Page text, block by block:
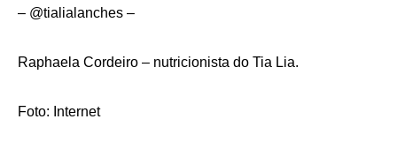
– @tialialanches –
Raphaela Cordeiro – nutricionista do Tia Lia.
Foto: Internet